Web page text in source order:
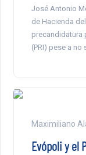
José Antonio
de Hacienda
precandidatura
(PRI) pese a no
Maximiliano
Evópoli y el